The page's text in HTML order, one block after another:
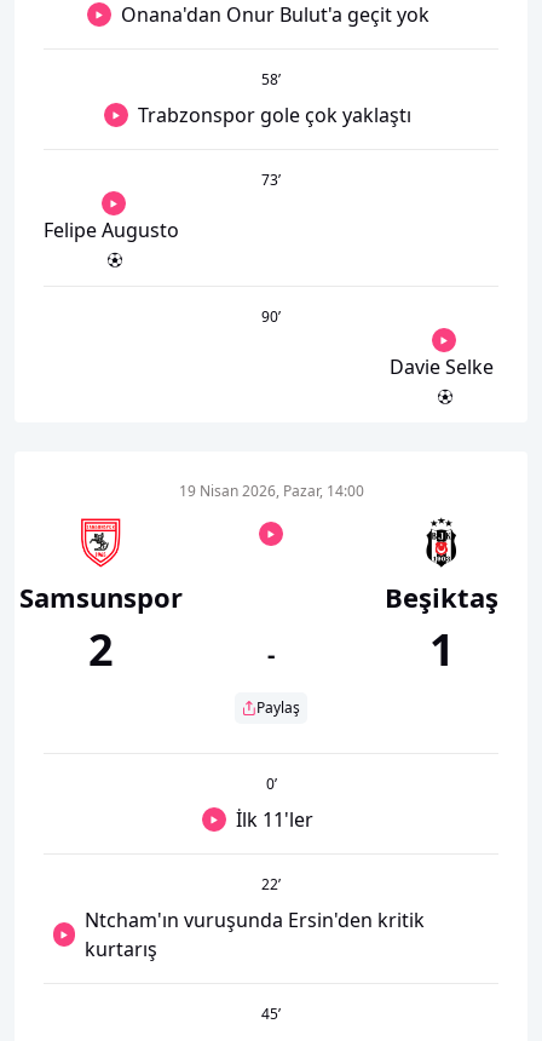
Onana'dan Onur Bulut'a geçit yok
58’
Trabzonspor gole çok yaklaştı
73’
Felipe Augusto
90’
Davie Selke
Samsunspor
2
19 Nisan 2026, Pazar, 14:00
-
Paylaş
Beşiktaş
1
0’
İlk 11'ler
22’
Ntcham'ın vuruşunda Ersin'den kritik
kurtarış
45’